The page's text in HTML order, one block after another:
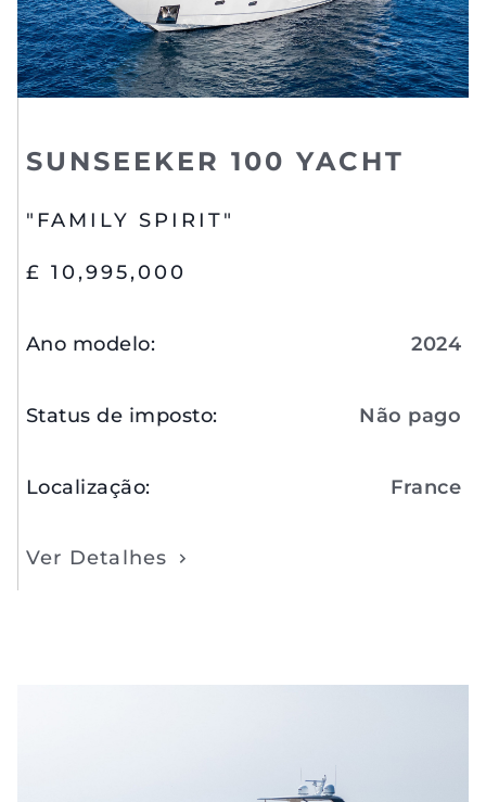
SUNSEEKER 100 YACHT
"FAMILY SPIRIT"
£ 10,995,000
Ano modelo: 2024
Status de imposto: Não pago
Localização: France
Ver Detalhes